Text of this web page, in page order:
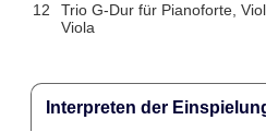
12
Trio G-Dur für Pianoforte,
Viola
Interpreten der